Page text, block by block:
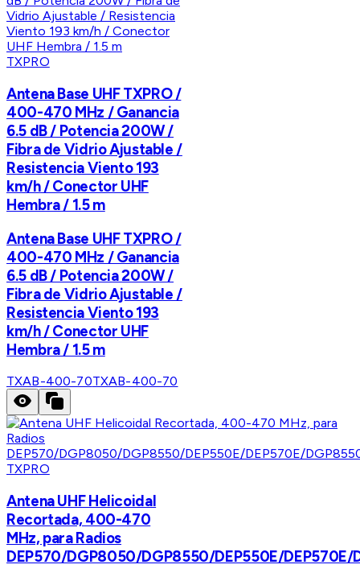
TXPRO
Antena Base UHF TXPRO /
400-470 MHz / Ganancia
6.5 dB / Potencia 200W /
Fibra de Vidrio Ajustable /
Resistencia Viento 193
km/h / Conector UHF
Hembra / 1.5 m
Antena Base UHF TXPRO /
400-470 MHz / Ganancia
6.5 dB / Potencia 200W /
Fibra de Vidrio Ajustable /
Resistencia Viento 193
km/h / Conector UHF
Hembra / 1.5 m
TXAB-400-70TXAB-400-70
TXPRO
Antena UHF Helicoidal
Recortada, 400-470
MHz, para Radios
DEP570/DGP8050/DGP8550/DEP550E/DEP570E/